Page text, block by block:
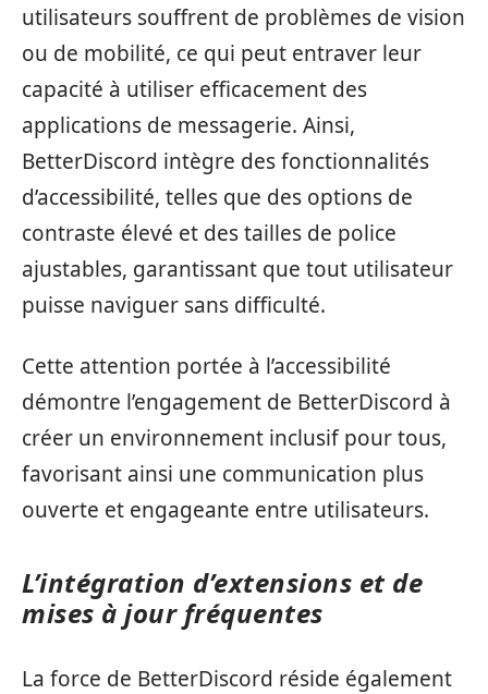
utilisateurs souffrent de problèmes de vision
ou de mobilité, ce qui peut entraver leur
capacité à utiliser efficacement des
applications de messagerie. Ainsi,
BetterDiscord intègre des fonctionnalités
d’accessibilité, telles que des options de
contraste élevé et des tailles de police
ajustables, garantissant que tout utilisateur
puisse naviguer sans difficulté.
Cette attention portée à l’accessibilité
démontre l’engagement de BetterDiscord à
créer un environnement inclusif pour tous,
favorisant ainsi une communication plus
ouverte et engageante entre utilisateurs.
L’intégration d’extensions et de
mises à jour fréquentes
La force de BetterDiscord réside également